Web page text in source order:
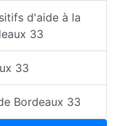
d'aide à la
33
33
Bordeaux 33